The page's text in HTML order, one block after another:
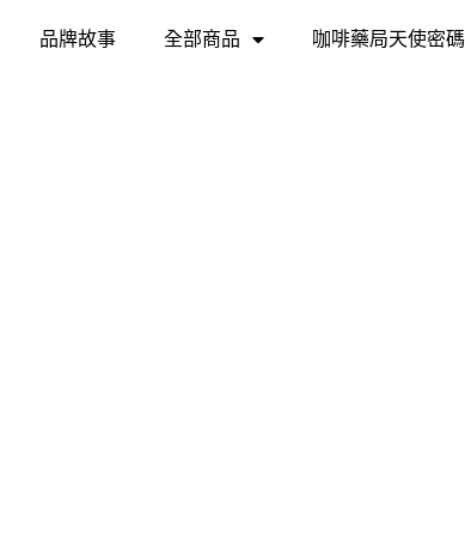
品牌故事 全部商品 咖啡藥局天使密碼